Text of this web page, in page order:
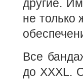
другие.
не только
Все
до XXXL.